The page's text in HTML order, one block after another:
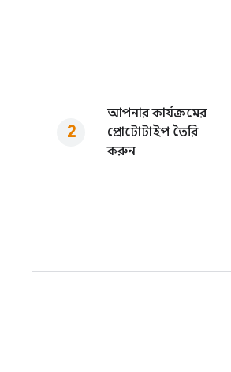
আপনার কার্যক্রমের
প্রোটোটাইপ তৈরি
করুন